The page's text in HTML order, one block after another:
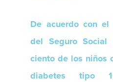
De acuerdo con el
del Seguro
ciento de los niños
diabetes tipo